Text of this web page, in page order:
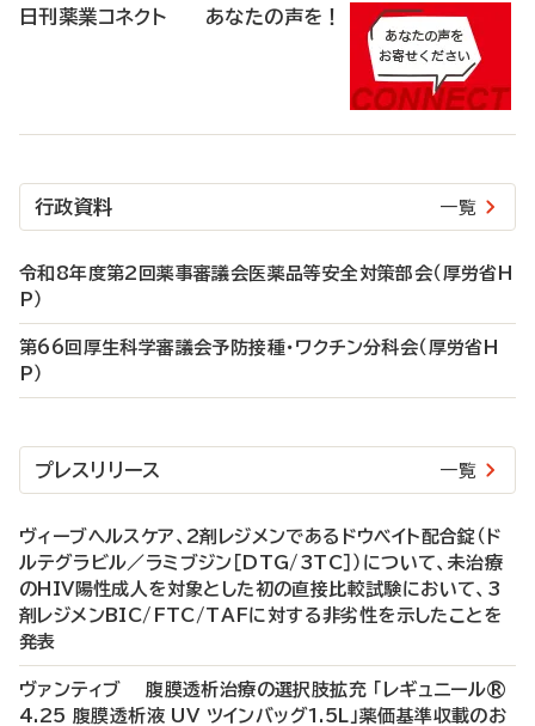
日刊薬業コネクト あなたの声を！
行政資料 一覧
令和8年度第2回薬事審議会医薬品等安全対策部会（厚労省H
P）
第66回厚生科学審議会予防接種・ワクチン分科会（厚労省H
P）
プレスリリース 一覧
ヴィーブヘルスケア、2剤レジメンであるドウベイト配合錠（ド
ルテグラビル／ラミブジン［DTG/3TC］）について、未治療
のHIV陽性成人を対象とした初の直接比較試験において、3
剤レジメンBIC/FTC/TAFに対する非劣性を示したことを
発表
ヴァンティブ 腹膜透析治療の選択肢拡充 「レギュニール®
4.25 腹膜透析液 UV ツインバッグ1.5L」薬価基準収載のお